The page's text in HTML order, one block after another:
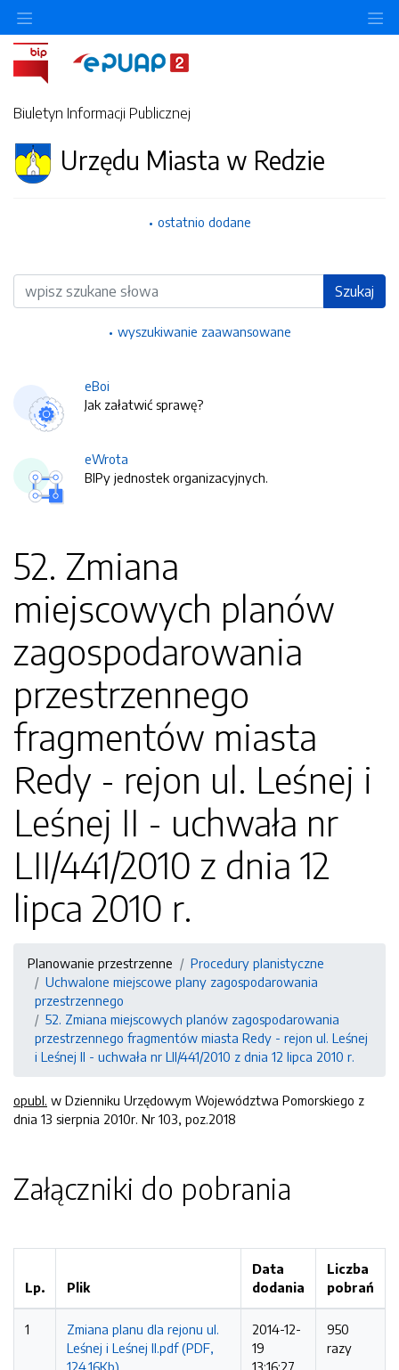
Biuletyn Informacji Publicznej
Urzędu Miasta w Redzie
ostatnio dodane
Wyszukiwarka Szukaj
wyszukiwanie zaawansowane
eBoi
Jak załatwić sprawę?
eWrota
BIPy jednostek organizacyjnych.
52. Zmiana
miejscowych planów
zagospodarowania
przestrzennego
fragmentów miasta
Redy - rejon ul. Leśnej i
Leśnej II - uchwała nr
LII/441/2010 z dnia 12
lipca 2010 r.
Planowanie przestrzenne
Procedury planistyczne
Uchwalone miejscowe plany zagospodarowania
przestrzennego
52. Zmiana miejscowych planów zagospodarowania
przestrzennego fragmentów miasta Redy - rejon ul. Leśnej
i Leśnej II - uchwała nr LII/441/2010 z dnia 12 lipca 2010 r.
opubl. w Dzienniku Urzędowym Województwa Pomorskiego z
dnia 13 sierpnia 2010r. Nr 103, poz.2018
Załączniki do pobrania
Lp. Plik
Data
dodania
Liczba
pobrań
1
Zmiana planu dla rejonu ul.
Leśnej i Leśnej II.pdf (PDF,
124.16Kb)
2014-12-
19
13:16:27
950
razy